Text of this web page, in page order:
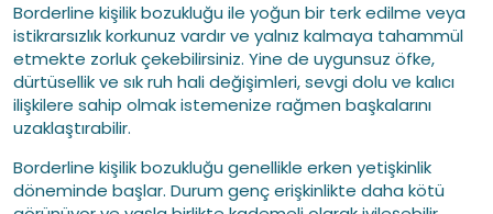
Borderline kişilik bozukluğu ile yoğun bir terk edilme veya
istikrarsızlık korkunuz vardır ve yalnız kalmaya tahammül
etmekte zorluk çekebilirsiniz. Yine de uygunsuz öfke,
dürtüsellik ve sık ruh hali değişimleri, sevgi dolu ve kalıcı
ilişkilere sahip olmak istemenize rağmen başkalarını
uzaklaştırabilir.
Borderline kişilik bozukluğu genellikle erken yetişkinlik
döneminde başlar. Durum genç erişkinlikte daha kötü